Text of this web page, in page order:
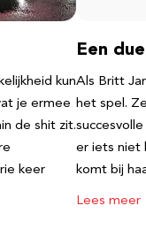
kun
je ermee
de shit zit.
keer
Een
Als Britt
het spel.
er iets niet
komt bij
Lees meer